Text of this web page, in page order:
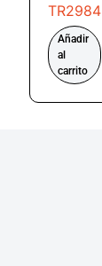
TR2984
Añadir
al
carrito